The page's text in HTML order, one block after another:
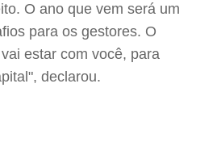
O ano que vem será um
para os gestores. O
estar com você, para
declarou.